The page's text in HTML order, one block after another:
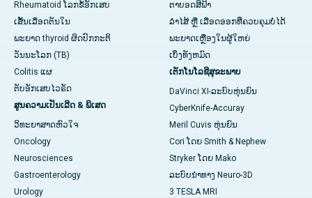
Rheumatoid ໂລກຂໍ້ອັກເສບ
ເສັ້ນເລືອດຕັນໃນ
ພະຍາດ thyroid ຜິດປົກກະຕິ
ວັນນະໂລກ (TB)
Colitis ແຜ
ຕັບອັກເສບໄວຣັດ
ສູນຄວາມເປັນເລີດ & ພິເສດ
ວິທະຍາສາດຫົວໃຈ
Oncology
Neurosciences
Gastroenterology
Urology
ຕາບອດສີຟ້າ
ລຳໄສ້ ຫຼື ເລືອດອອກທີ່ຄວບຄຸມບໍ່ໄດ້
ພະຍາດເຫຼືອງໃນຜູ້ໃຫຍ່
ເບິ່ງທັງຫມົດ
ເຕັກໂນໂລຊີສຸຂະພາບ
DaVinci XI-ລະບົບຫຸ່ນຍົນ
CyberKnife-Accuray
Meril Cuvis ຫຸ່ນຍົນ
Cori ໂດຍ Smith & Nephew
Stryker ໂດຍ Mako
ລະບົບນຳທາງ Neuro-3D
3 TESLA MRI